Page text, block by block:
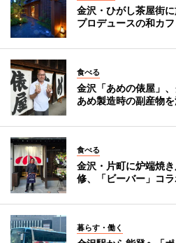
金沢・ひがし茶屋街
プロデュースの和カ
食べる
金沢「あめの俵屋」
あめ製造時の副産物
食べる
金沢・片町に炉端焼
修、「ビーバー」コ
暮らす・働く